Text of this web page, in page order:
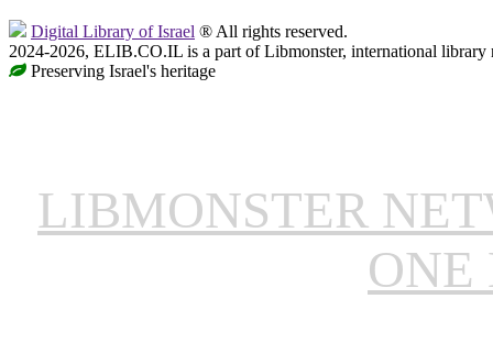
Digital Library of Israel ® All rights reserved.
2024-2026, ELIB.CO.IL is a part of Libmonster, international library
Preserving Israel's heritage
LIBMONSTER
ONE